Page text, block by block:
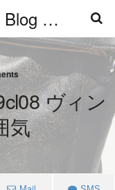
wjk Exclusive MINO Blog ブログ
ヴィン
気